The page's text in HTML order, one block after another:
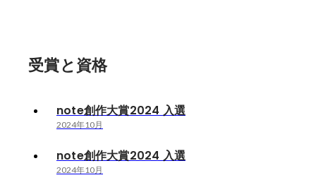
受賞と資格
note創作大賞2024 入選
2024年10月
note創作大賞2024 入選
2024年10月